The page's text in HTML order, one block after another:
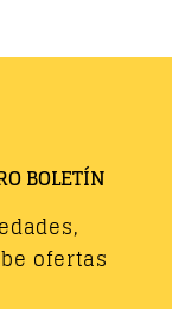
BOLETÍN
ofertas